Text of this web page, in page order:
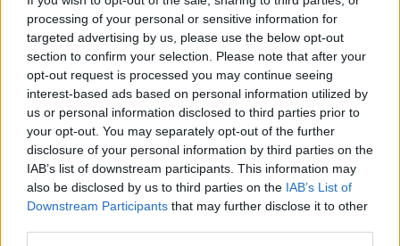
processing of your personal or sensitive information for
targeted advertising by us, please use the below opt-out
section to confirm your selection. Please note that after your
opt-out request is processed you may continue seeing
interest-based ads based on personal information utilized by
us or personal information disclosed to third parties prior to
your opt-out. You may separately opt-out of the further
disclosure of your personal information by third parties on the
IAB’s list of downstream participants. This information may
also be disclosed by us to third parties on the IAB’s List of
Downstream Participants that may further disclose it to other
tu contenido multimedia a cualquiera de estos dispositivos,
cuando y dondequiera que estés.Plex para macOS reúne
todo el contenido multimedia que te importa. Tu colección
personal lucirá hermosa junto a un excelente contenido en
streaming. Disfruta de TV en vivo y DVR, un catálogo
creciente de excelentes programas web, noticias, y
podcasts. Finalmente es posible disfrutar de todo el
contenido multimedia que amas en una sola aplicación, en
cualquier dispositivo, sin importar dónde te encuentres.Tu
ventana a la grandeza multimedia en tu Macintosh está
sobrecargada con todas las mismas capacidades de